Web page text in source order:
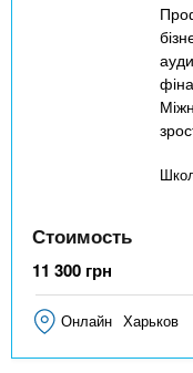
Стоимость
11 300 грн
Онлайн Харьков